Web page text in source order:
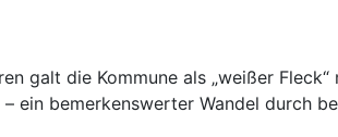
galt die Kommune als „weißer Fleck“
– ein bemerkenswerter Wandel durch